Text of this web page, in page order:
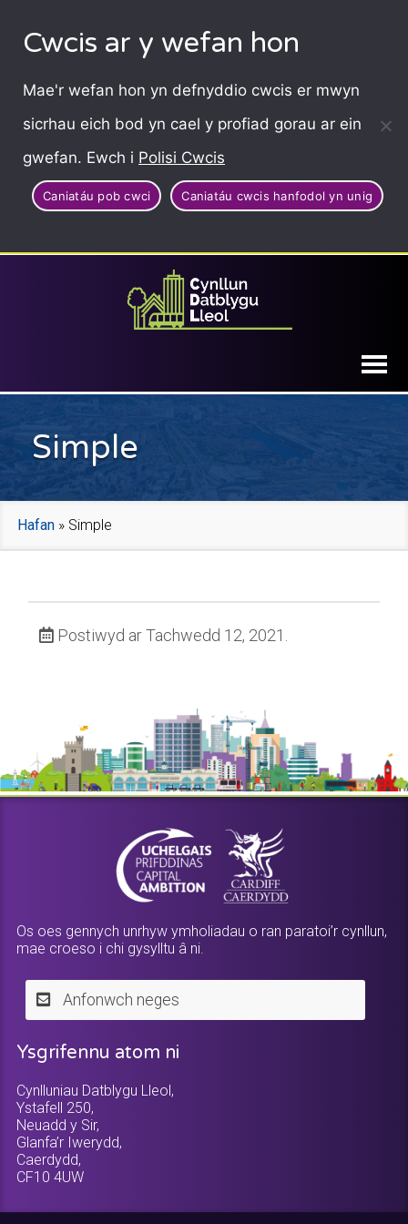
Cwcis ar y wefan hon
Mae'r wefan hon yn defnyddio cwcis er mwyn
sicrhau eich bod yn cael y profiad gorau ar ein
gwefan. Ewch i Polisi Cwcis
Caniatáu pob cwci Caniatáu cwcis hanfodol yn unig
Simple
Hafan » Simple
Postiwyd ar Tachwedd 12, 2021.
Os oes gennych unrhyw ymholiadau o ran paratoi’r cynllun,
mae croeso i chi gysylltu â ni.
Anfonwch neges
Ysgrifennu atom ni
Cynlluniau Datblygu Lleol,
Ystafell 250,
Neuadd y Sir,
Glanfa’r Iwerydd,
Caerdydd,
CF10 4UW